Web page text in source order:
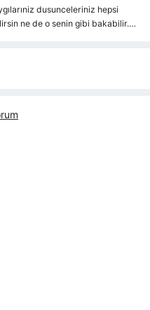
dusunceleriniz hepsi
ne de o senin gibi bakabilir.…